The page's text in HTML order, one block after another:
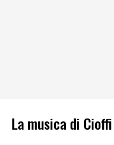
La musica di Cioffi